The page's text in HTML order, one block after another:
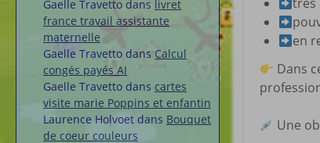
Gaelle Travetto dans livret
france travail assistante
maternelle
Gaelle Travetto dans Calcul
congés payés AI
Gaelle Travetto dans cartes
visite marie Poppins et enfantin
Laurence Holvoet dans Bouquet
de coeur couleurs
en
Dans
Une